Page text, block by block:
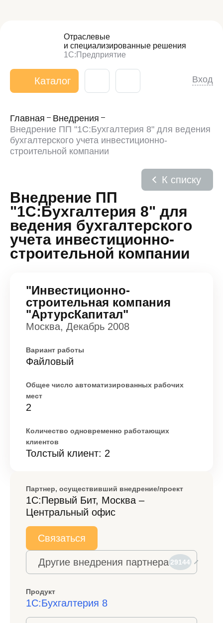
Отраслевые
и специализированные решения
1С:Предприятие
Каталог Вход
Главная
Внедрения
Внедрение ПП "1С:Бухгалтерия 8" для ведения
бухгалтерского учета инвестиционно-
строительной компании
Внедрение ПП
"1С:Бухгалтерия 8" для
ведения бухгалтерского
учета инвестиционно-
строительной компании
К списку
"Инвестиционно-
строительная компания
"АртурсКапитал"
Москва, Декабрь 2008
Вариант работы
Файловый
Общее число автоматизированных рабочих
мест
2
Количество одновременно работающих
клиентов
Толстый клиент: 2
Партнер, осуществивший внедрение/проект
1С:Первый Бит, Москва –
Центральный офис
Связаться
Другие внедрения партнера 29144
Продукт
1С:Бухгалтерия 8